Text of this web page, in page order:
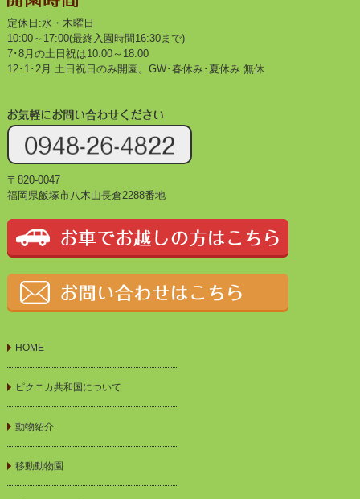
定休日:水・木曜日
10:00～17:00(最終入園時間16:30まで)
7･8月の土日祝は10:00～18:00
12･1･2月 土日祝日のみ開園。GW･春休み･夏休み 無休
〒820-0047
福岡県飯塚市八木山長倉2288番地
HOME
ピクニカ共和国について
動物紹介
移動動物園